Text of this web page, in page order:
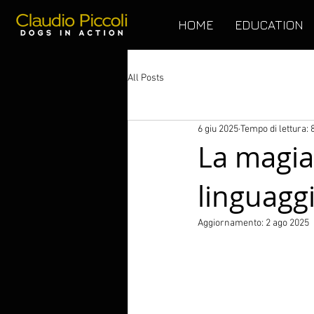
HOME EDUCATION
All Posts
La
6 giu 2025Tempo di lettura:
Aggiornamento: 2 ago 2025